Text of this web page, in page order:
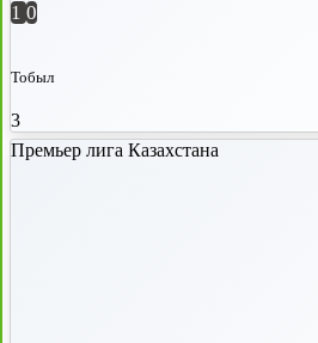
1 0
Тобыл
3
Премьер лига Казахстана